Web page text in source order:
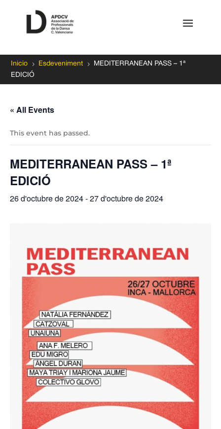
Inicio 5 Esdeveniment 5
MEDITERRANEAN PASS – 1ª
EDICIÓ
« All Events
This event has passed.
MEDITERRANEAN PASS – 1ª
EDICIÓ
26 d'octubre de 2024-27 d'octubre de 2024